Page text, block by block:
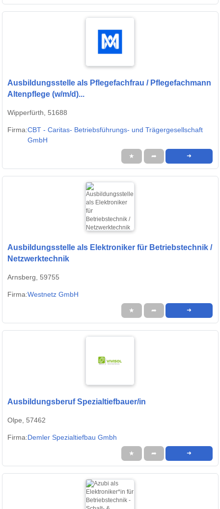
Ausbildungsstelle als Pflegefachfrau / Pflegefachmann
Altenpflege (w/m/d)...
Wipperfürth, 51688
Firma:CBT - Caritas- Betriebsführungs- und Trägergesellschaft
GmbH
★ ➦ ➜
Ausbildungsstelle als Elektroniker für Betriebstechnik /
Netzwerktechnik
Arnsberg, 59755
Firma:Westnetz GmbH
★ ➦ ➜
Ausbildungsberuf Spezialtiefbauer/in
Olpe, 57462
Firma:Demler Spezialtiefbau Gmbh
★ ➦ ➜